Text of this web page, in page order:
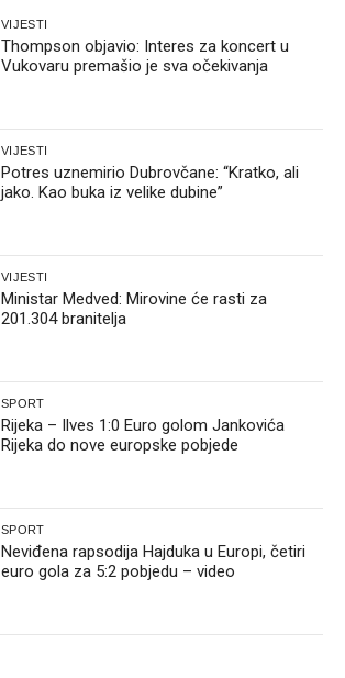
VIJESTI
Thompson objavio: Interes za koncert u
Vukovaru premašio je sva očekivanja
VIJESTI
Potres uznemirio Dubrovčane: “Kratko, ali
jako. Kao buka iz velike dubine”
VIJESTI
Ministar Medved: Mirovine će rasti za
201.304 branitelja
SPORT
Rijeka – Ilves 1:0 Euro golom Jankovića
Rijeka do nove europske pobjede
SPORT
Neviđena rapsodija Hajduka u Europi, četiri
euro gola za 5:2 pobjedu – video